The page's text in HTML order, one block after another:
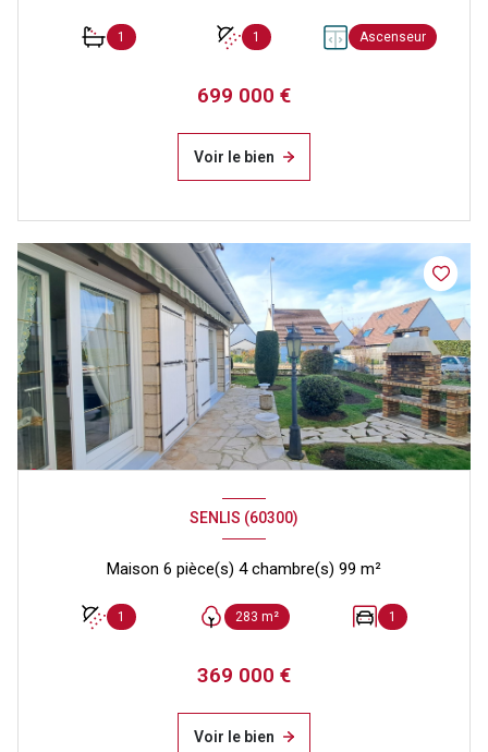
1 1 Ascenseur
699 000 €
Voir le bien
SENLIS (60300)
Maison 6 pièce(s) 4 chambre(s) 99 m²
1 283 m² 1
369 000 €
Voir le bien